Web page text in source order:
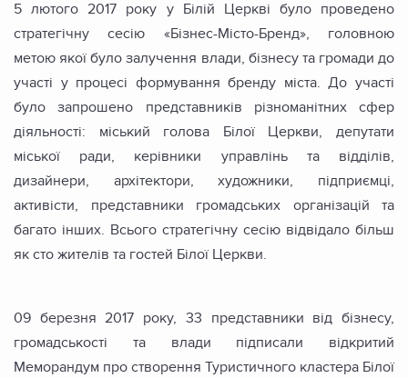
5 лютого 2017 року у Білій Церкві було проведено
стратегічну сесію «Бізнес-Місто-Бренд», головною
метою якої було залучення влади, бізнесу та громади до
участі у процесі формування бренду міста. До участі
було запрошено представників різноманітних сфер
діяльності: міський голова Білої Церкви, депутати
міської ради, керівники управлінь та відділів,
дизайнери, архітектори, художники, підприємці,
активісти, представники громадських організацій та
багато інших. Всього стратегічну сесію відвідало більш
як сто жителів та гостей Білої Церкви.
09 березня 2017 року, 33 представники від бізнесу,
громадськості та влади підписали відкритий
Меморандум про створення Туристичного кластера Білої